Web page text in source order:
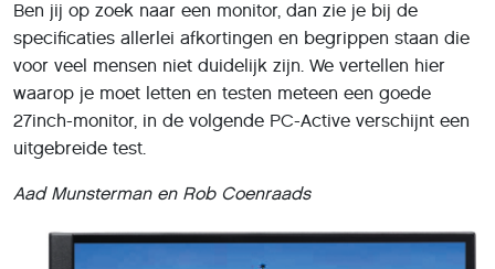
Ben jij op zoek naar een monitor, dan zie je bij de
specificaties allerlei afkortingen en begrippen staan die
voor veel mensen niet duidelijk zijn. We vertellen hier
waarop je moet letten en testen meteen een goede
27inch-monitor, in de volgende PC-Active verschijnt een
uitgebreide test.
Aad Munsterman en Rob Coenraads